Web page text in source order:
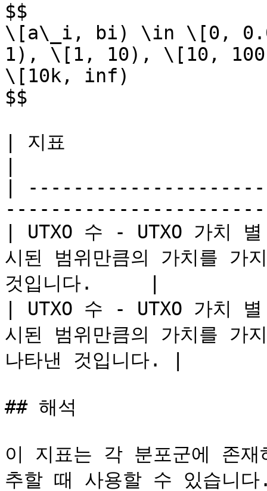
$$
\[a\_i, bi) \in \[0,
1), \[1, 10), \[10,
\[10k, inf)
$$
| 지표
|
| UTXO 수 - UTXO 가치
시된 범위만큼의 가치를 가
것입니다.     |
| UTXO 수 - UTXO 가치
시된 범위만큼의 가치를 가
나타낸 것입니다. |
## 해석
이 지표는 각 분포군에 존
추할 때 사용할 수 있습니